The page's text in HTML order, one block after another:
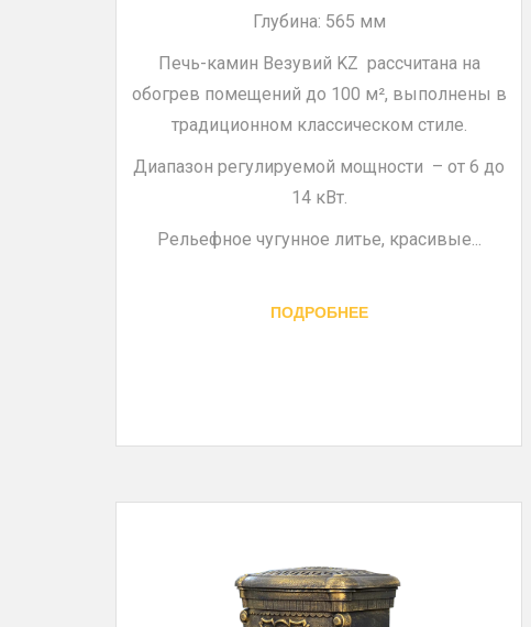
Глубина: 565 мм
Печь-камин Везувий KZ рассчитана на
обогрев помещений до 100 м², выполнены в
традиционном классическом стиле.
Диапазон регулируемой мощности – от 6 до
14 кВт.
Рельефное чугунное литье, красивые...
ПОДРОБНЕЕ